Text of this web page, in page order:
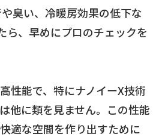
臭い、冷暖房効果の低下な
ら、早めにプロのチェックを
性能で、特にナノイーX技術
他に類を見ません。この性能
適な空間を作り出すために